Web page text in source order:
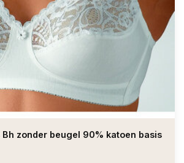
Bh zonder beugel 90% katoen basis